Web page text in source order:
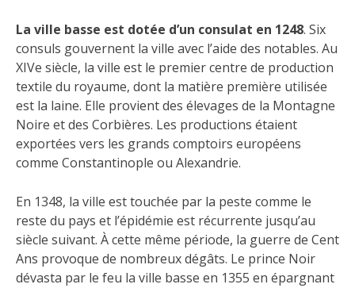
La ville basse est dotée d’un consulat en 1248. Six
consuls gouvernent la ville avec l’aide des notables. Au
XIVe siècle, la ville est le premier centre de production
textile du royaume, dont la matière première utilisée
est la laine. Elle provient des élevages de la Montagne
Noire et des Corbières. Les productions étaient
exportées vers les grands comptoirs européens
comme Constantinople ou Alexandrie.
En 1348, la ville est touchée par la peste comme le
reste du pays et l’épidémie est récurrente jusqu’au
siècle suivant. À cette même période, la guerre de Cent
Ans provoque de nombreux dégâts. Le prince Noir
dévasta par le feu la ville basse en 1355 en épargnant